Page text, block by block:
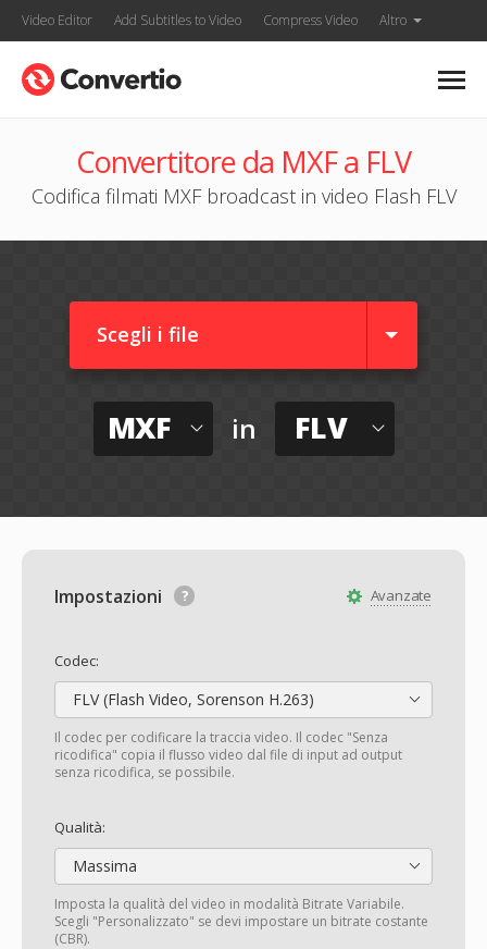
Video Editor Add Subtitles to Video Compress Video Altro
Convertitore da MXF a FLV
Codifica filmati MXF broadcast in video Flash FLV
Scegli i file
MXF in FLV
Avanzate
Impostazioni
Codec:
FLV (Flash Video, Sorenson H.263)
Il codec per codificare la traccia video. Il codec "Senza
ricodifica" copia il flusso video dal file di input ad output
senza ricodifica, se possibile.
Qualità:
Massima
Imposta la qualità del video in modalità Bitrate Variabile.
Scegli "Personalizzato" se devi impostare un bitrate costante
(CBR).